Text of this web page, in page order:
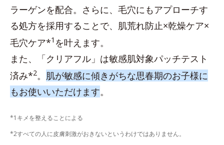
ラーゲンを配合。さらに、毛穴にもアプローチす
る処方を採用することで、肌荒れ防止×乾燥ケア×
毛穴ケア*1 を叶えます。
また、「クリアフル」は敏感肌対象パッチテスト
済み*2。 肌が敏感に傾きがちな思春期のお子様に
もお使いいただけます。
*1キメを整えることによる
*2すべての人に皮膚刺激がおきないというわけではありません。